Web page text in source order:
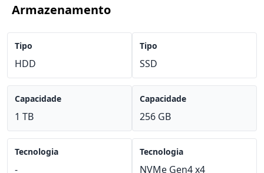
Armazenamento
Tipo
HDD
Capacidade
1 TB
Tecnologia
-
Tipo
SSD
Capacidade
256 GB
Tecnologia
NVMe Gen4 x4